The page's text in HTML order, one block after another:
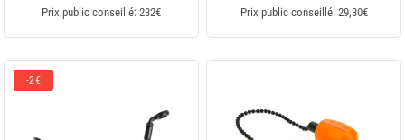
Prix public conseillé: 232€ Prix public conseillé: 29,30€
-2€